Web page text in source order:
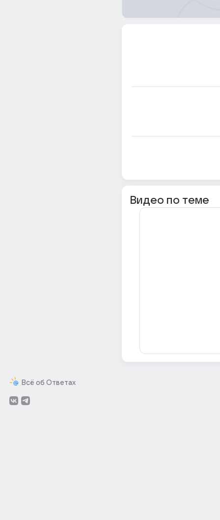
Всё об Ответах
Видео по теме